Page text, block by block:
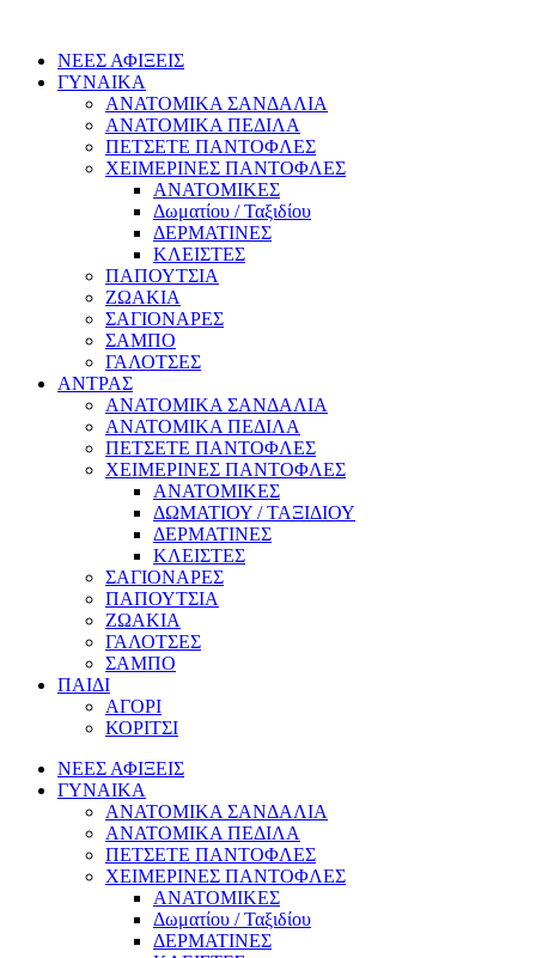
ΝΕΕΣ ΑΦΙΞΕΙΣ
ΓΥΝΑΙΚΑ
ΑΝΑΤΟΜΙΚΑ ΣΑΝΔΑΛΙΑ
ΑΝΑΤΟΜΙΚΑ ΠΕΔΙΛΑ
ΠΕΤΣΕΤΕ ΠΑΝΤΟΦΛΕΣ
ΧΕΙΜΕΡΙΝΕΣ ΠΑΝΤΟΦΛΕΣ
ΑΝΑΤΟΜΙΚΕΣ
Δωματίου / Ταξιδίου
ΔΕΡΜΑΤΙΝΕΣ
ΚΛΕΙΣΤΕΣ
ΠΑΠΟΥΤΣΙΑ
ΖΩΑΚΙΑ
ΣΑΓΙΟΝΑΡΕΣ
ΣΑΜΠΟ
ΓΑΛΟΤΣΕΣ
ΑΝΤΡΑΣ
ΑΝΑΤΟΜΙΚΑ ΣΑΝΔΑΛΙΑ
ΑΝΑΤΟΜΙΚΑ ΠΕΔΙΛΑ
ΠΕΤΣΕΤΕ ΠΑΝΤΟΦΛΕΣ
ΧΕΙΜΕΡΙΝΕΣ ΠΑΝΤΟΦΛΕΣ
ΑΝΑΤΟΜΙΚΕΣ
ΔΩΜΑΤΙΟΥ / ΤΑΞΙΔΙΟΥ
ΔΕΡΜΑΤΙΝΕΣ
ΚΛΕΙΣΤΕΣ
ΣΑΓΙΟΝΑΡΕΣ
ΠΑΠΟΥΤΣΙΑ
ΖΩΑΚΙΑ
ΓΑΛΟΤΣΕΣ
ΣΑΜΠΟ
ΠΑΙΔΙ
ΑΓΟΡΙ
ΚΟΡΙΤΣΙ
ΝΕΕΣ ΑΦΙΞΕΙΣ
ΓΥΝΑΙΚΑ
ΑΝΑΤΟΜΙΚΑ ΣΑΝΔΑΛΙΑ
ΑΝΑΤΟΜΙΚΑ ΠΕΔΙΛΑ
ΠΕΤΣΕΤΕ ΠΑΝΤΟΦΛΕΣ
ΧΕΙΜΕΡΙΝΕΣ ΠΑΝΤΟΦΛΕΣ
ΑΝΑΤΟΜΙΚΕΣ
Δωματίου / Ταξιδίου
ΔΕΡΜΑΤΙΝΕΣ